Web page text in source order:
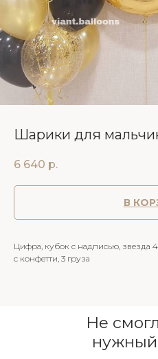
Шарики для
6 640 р.
В
Цифра, кубок с надписью, звезда
с конфетти, 3 груза
Не
нужный